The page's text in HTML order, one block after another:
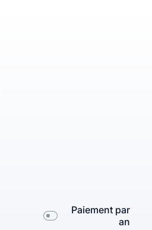
Paiement par
an